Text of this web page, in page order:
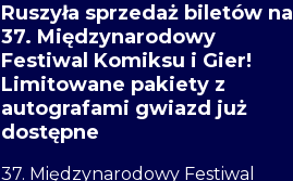
Ruszyła sprzedaż biletów na
37. Międzynarodowy
Festiwal Komiksu i Gier!
Limitowane pakiety z
autografami gwiazd już
dostępne
37. Międzynarodowy Festiwal